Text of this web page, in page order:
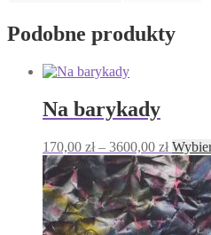
Podobne produkty
Na barykady
170,00 zł – 3600,00 złZakres
cen:
od
170,00
do